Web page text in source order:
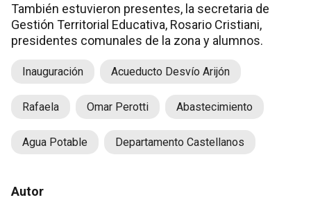
También estuvieron presentes, la secretaria de
Gestión Territorial Educativa, Rosario Cristiani,
presidentes comunales de la zona y alumnos.
Inauguración Acueducto Desvío Arijón
Rafaela Omar Perotti Abastecimiento
Agua Potable Departamento Castellanos
Autor